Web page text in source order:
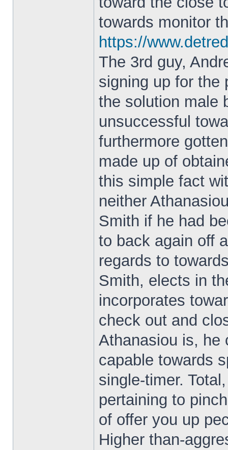
towards monitor
https://
The 3rd guy,
signing up for the
the solution male
unsuccessful
furthermore
made up of
this simple fact
neither
Smith if he had
to back again off
regards to
Smith, elects in
incorporates
check out and
Athanasiou is, he
capable towards
single-timer.
pertaining to
of offer you up
Higher than-